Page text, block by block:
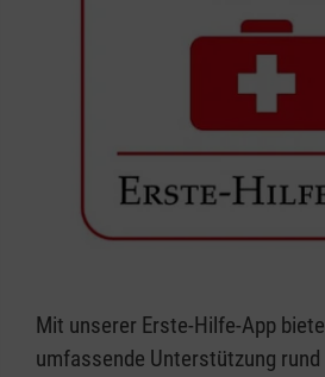
Mit unserer Erste-Hilfe-App
umfassende Unterstützung